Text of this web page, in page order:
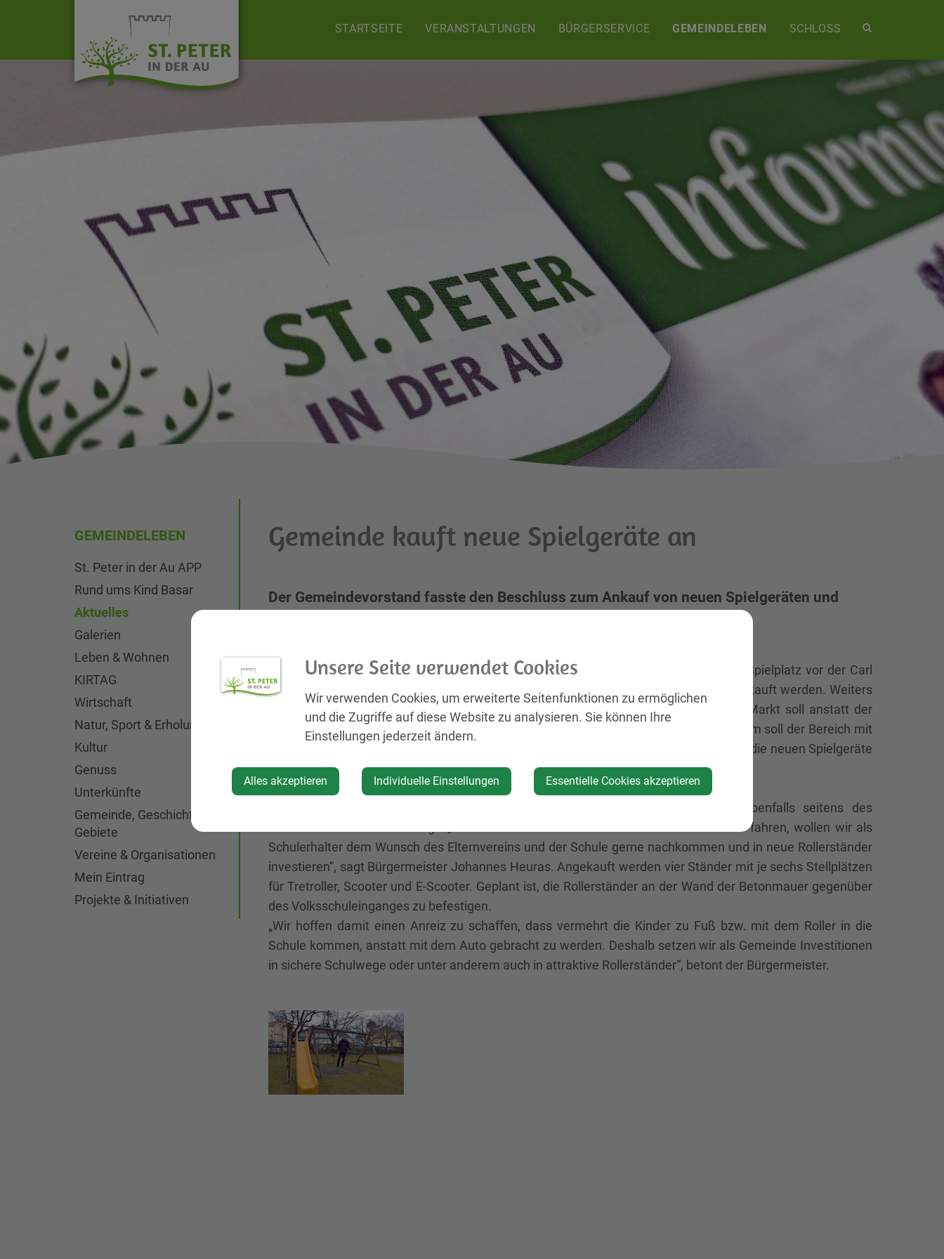
Site
STARTSEITE VERANSTALTUNGEN BÜRGERSERVICE GEMEINDELEBEN SCHLOSS
Gemeinde kauft neue Spielgeräte an
Der Gemeindevorstand fasste den Beschluss zum Ankauf von neuen Spielgeräten und
Aufgrund des mittlerweile schon sehr desolaten Zustandes der Schaukelanlage am Spielplatz vor der Carl
Zeller-Halle soll ein neues Schaukelgerüst für zwei Schaukeln samt Rutschbock angekauft werden. Weiters
ist geplant, einen Bereich zum Balancieren zu schaffen. Auch der Kindergarten im Markt soll anstatt der
defekten und nicht mehr reparierbaren Spielkombination eine neue erhalten. Außerdem soll der Bereich mit
einem neuen Fallschutz ausgestattet werden. Rund 15.000 Euro wird die Gemeinde in die neuen Spielgeräte
investieren.
Ein weiteres Projekt im Bereich der Volksschule St. Peter in der Au wurde ebenfalls seitens des
Gemeindevorstandes bewilligt. „Da vermehrt Kinder mit dem Roller zur Volksschule fahren, wollen wir als
Schulerhalter dem Wunsch des Elternvereins und der Schule gerne nachkommen und in neue Rollerständer
investieren“, sagt Bürgermeister Johannes Heuras. Angekauft werden vier Ständer mit je sechs Stellplätzen
für Tretroller, Scooter und E-Scooter. Geplant ist, die Rollerständer an der Wand der Betonmauer gegenüber
des Volksschuleinganges zu befestigen.
„Wir hoffen damit einen Anreiz zu schaffen, dass vermehrt die Kinder zu Fuß bzw. mit dem Roller in die
Schule kommen, anstatt mit dem Auto gebracht zu werden. Deshalb setzen wir als Gemeinde Investitionen
in sichere Schulwege oder unter anderem auch in attraktive Rollerständer“, betont der Bürgermeister.
GEMEINDELEBEN
St. Peter in der Au APP
Rund ums Kind Basar
Aktuelles
Galerien
Leben & Wohnen
KIRTAG
Wirtschaft
Natur, Sport & Erholung
Kultur
Genuss
Unterkünfte
Gemeinde, Geschichte,
Gebiete
Vereine & Organisationen
Mein Eintrag
Projekte & Initiativen
Unsere Seite verwendet Cookies
Wir verwenden Cookies, um erweiterte Seitenfunktionen zu ermöglichen
und die Zugriffe auf diese Website zu analysieren. Sie können Ihre
Einstellungen jederzeit ändern.
Alles akzeptieren Individuelle Einstellungen Essentielle Cookies akzeptieren